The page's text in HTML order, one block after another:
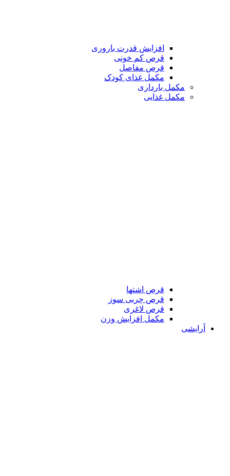
افزایش قدرت باروری
قرص کم خونی
قرص مفاصل
مکمل غذای کودک
مکمل بارداری
مکمل غذایی
قرص اشتها
قرص چربی سوز
قرص لاغری
مکمل افزایش وزن
آرایشی